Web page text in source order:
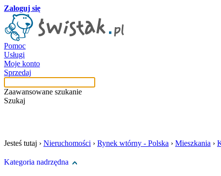
Zaloguj się
Pomoc
Usługi
Moje konto
Sprzedaj
Zaawansowane szukanie
Szukaj
Jesteś tutaj › Nieruchomości › Rynek wtórny - Polska › Mieszkania ›
Kategoria nadrzędna